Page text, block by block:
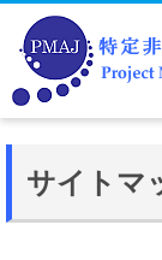
サイトマ